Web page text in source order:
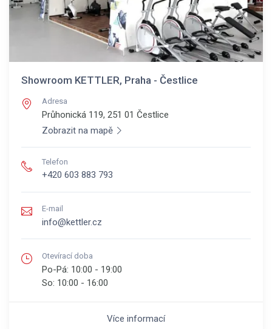
Showroom KETTLER, Praha - Čestlice
Adresa
Průhonická 119, 251 01 Čestlice
Zobrazit na mapě
Telefon
+420 603 883 793
E-mail
info@kettler.cz
Otevírací doba
Po-Pá: 10:00 - 19:00
So: 10:00 - 16:00
Více informací